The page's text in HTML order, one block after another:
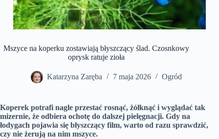
Mszyce na koperku zostawiają błyszczący ślad. Czosnkowy
oprysk ratuje zioła
Katarzyna Zaręba 7 maja 2026 Ogród
Koperek potrafi nagle przestać rosnąć, żółknąć i wyglądać tak
mizernie, że odbiera ochotę do dalszej pielęgnacji. Gdy na
łodygach pojawia się błyszczący film, warto od razu sprawdzić,
czy nie żerują na nim mszyce.